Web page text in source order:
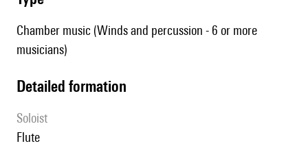
Chamber music (Winds and percussion - 6 or more
musicians)
detailed formation
Soloist
flute